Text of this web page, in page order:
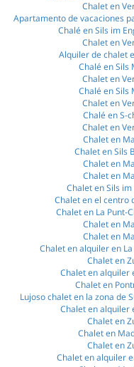
Chalet en
Apartamento de vacaciones
Chalé en Sils im
Chalet en
Alquiler de chalet
Chalé en Sils
Chalet en
Chalé en Sils
Chalet en
Chalé en S-
Chalet en
Chalet en
Chalet en Sils
Chalet en
Chalet en
Chalet en Sils
Chalet en el centro
Chalet en La Punt-
Chalet en
Chalet en
Chalet en alquiler en
Chalet en
Chalet en alquiler
Chalet en
Lujoso chalet en la zona de
Chalet en alquiler
Chalet en
Chalet en
Chalet en
Chalet en alquiler